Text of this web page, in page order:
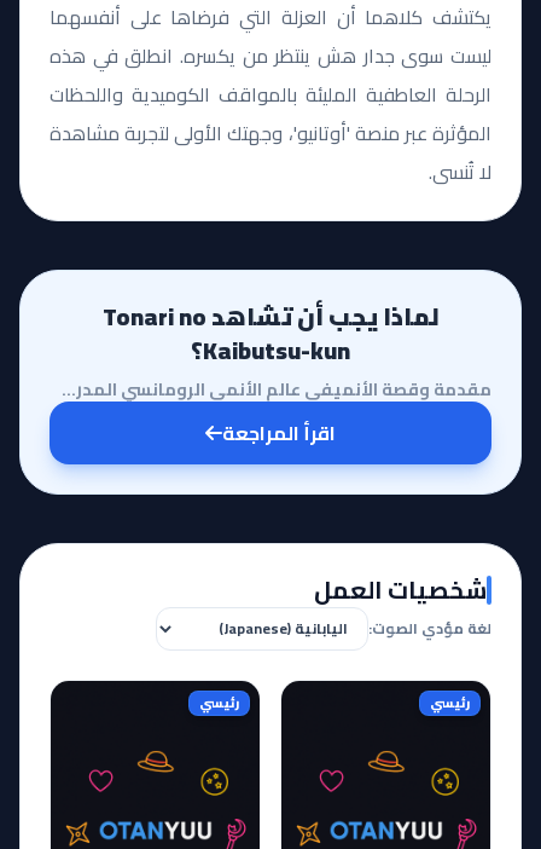
يكتشف كلاهما أن العزلة التي فرضاها على أنفسهما
ليست سوى جدار هش ينتظر من يكسره. انطلق في هذه
الرحلة العاطفية المليئة بالمواقف الكوميدية واللحظات
المؤثرة عبر منصة 'أوتانيو'، وجهتك الأولى لتجربة مشاهدة
لا تُنسى.
لماذا يجب أن تشاهد Tonari no
Kaibutsu-kun؟
مقدمة وقصة الأنميفي عالم الأنمي الرومانسي المدرسي، نادراً ما نجد عملاً يوازن بين الكوميديا الصارخة و...
اقرأ المراجعة
شخصيات العمل
لغة مؤدي الصوت:
رئيسي رئيسي